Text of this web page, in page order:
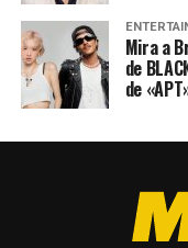
Mira a
de
de